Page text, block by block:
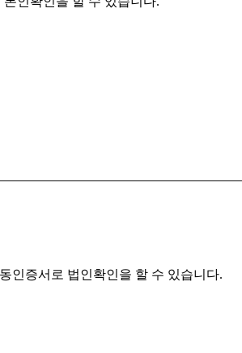
인증서로 법인확인을 할 수 있습니다.